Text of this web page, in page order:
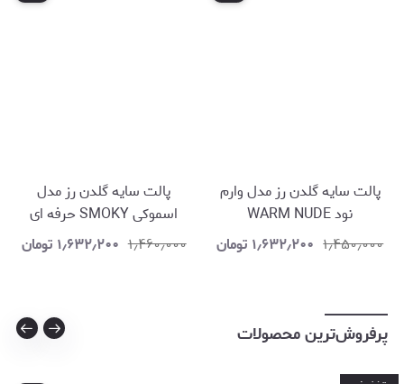
پالت سایه گلدن رز مدل وارم
نود WARM NUDE
۱٫۴۵۰٫۰۰۰ ۱٫۶۳۲٫۲۰۰ تومان
پالت سایه گلدن رز مدل
اسموکی SMOKY حرفه ای
۱٫۴۶۰٫۰۰۰ ۱٫۶۳۲٫۲۰۰ تومان
پرفروش‌ترین محصولات